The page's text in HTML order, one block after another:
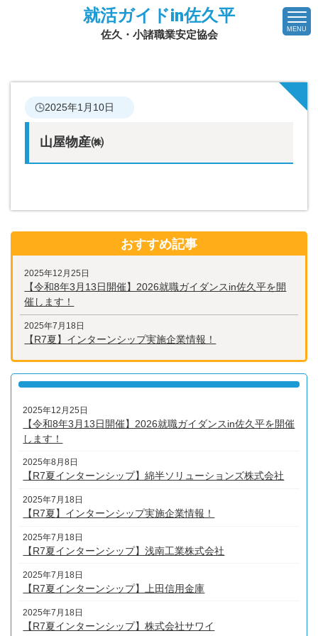
就活ガイドin佐久平
佐久・小諸職業安定協会 MENU
2025年1月10日
山屋物産㈱
おすすめ記事
2025年12月25日
【令和8年3月13日開催】2026就職ガイダンスin佐久平を開
催します！
2025年7月18日
【R7夏】インターンシップ実施企業情報！
2025年12月25日
【令和8年3月13日開催】2026就職ガイダンスin佐久平を開催
します！
2025年8月8日
【R7夏インターンシップ】綿半ソリューションズ株式会社
2025年7月18日
【R7夏】インターンシップ実施企業情報！
2025年7月18日
【R7夏インターンシップ】浅南工業株式会社
2025年7月18日
【R7夏インターンシップ】上田信用金庫
2025年7月18日
【R7夏インターンシップ】株式会社サワイ